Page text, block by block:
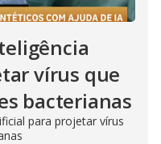
vírus que
bacterianas
para projetar vírus